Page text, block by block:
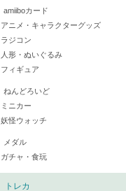
amiiboカード
アニメ・キャラクターグッズ
ラジコン
人形・ぬいぐるみ
フィギュア
ねんどろいど
ミニカー
妖怪ウォッチ
メダル
ガチャ・食玩
トレカ